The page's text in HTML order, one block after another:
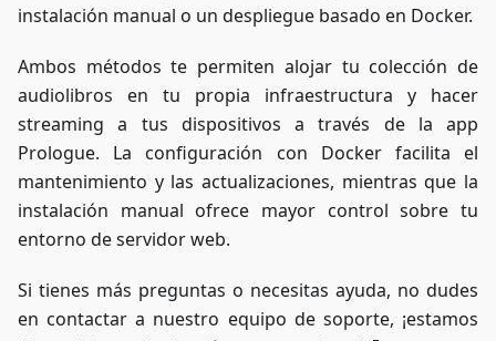
instalación manual o un despliegue basado en Docker.
Ambos métodos te permiten alojar tu colección de
audiolibros en tu propia infraestructura y hacer
streaming a tus dispositivos a través de la app
Prologue. La configuración con Docker facilita el
mantenimiento y las actualizaciones, mientras que la
instalación manual ofrece mayor control sobre tu
entorno de servidor web.
Si tienes más preguntas o necesitas ayuda, no dudes
en contactar a nuestro equipo de soporte, ¡estamos